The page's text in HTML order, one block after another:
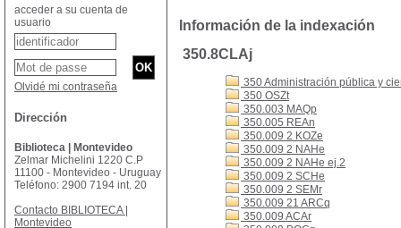
Información de la indexación
350.8CLAj
350 Administración pública y
350 OSZt
350.003 MAQp
350.005 REAn
350.009 2 KOZe
350.009 2 NAHe
350.009 2 NAHe ej.2
350.009 2 SCHe
350.009 2 SEMr
350.009 21 ARCq
350.009 ACAr
acceder a su cuenta de
usuario
Olvidé mi contraseña
Dirección
Biblioteca | Montevideo
Zelmar Michelini 1220 C.P
11100 - Montevideo - Uruguay
Teléfono: 2900 7194 int. 20
Contacto BIBLIOTECA |
Montevideo